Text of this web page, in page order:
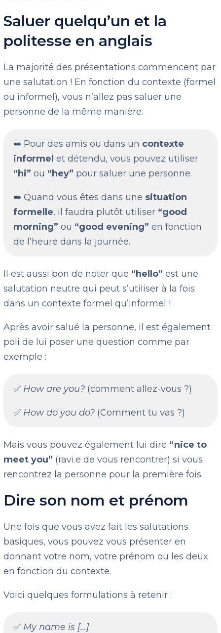
Saluer quelqu’un et la
politesse en anglais
La majorité des présentations commencent par
une salutation ! En fonction du contexte (formel
ou informel), vous n’allez pas saluer une
personne de la même manière.
➡️ Pour des amis ou dans un contexte
informelet détendu, vous pouvez utiliser
“hi” ou “hey” pour saluer une personne.
➡️ Quand vous êtes dans une situation
formelle, il faudra plutôt utiliser “good
morning” ou “good evening” en fonction
de l’heure dans la journée.
Il est aussi bon de noter que “hello” est une
salutation neutre qui peut s’utiliser à la fois
dans un contexte formel qu’informel !
Après avoir salué la personne, il est également
poli de lui poser une question comme par
exemple :
✅ How are you? (comment allez-vous ?)
✅ How do you do? (Comment tu vas ?)
Mais vous pouvez également lui dire “nice to
meet you” (ravi.e de vous rencontrer) si vous
rencontrez la personne pour la première fois.
Dire son nom et prénom
Une fois que vous avez fait les salutations
basiques, vous pouvez vous présenter en
donnant votre nom, votre prénom ou les deux
en fonction du contexte.
Voici quelques formulations à retenir :
✅ My name is […]